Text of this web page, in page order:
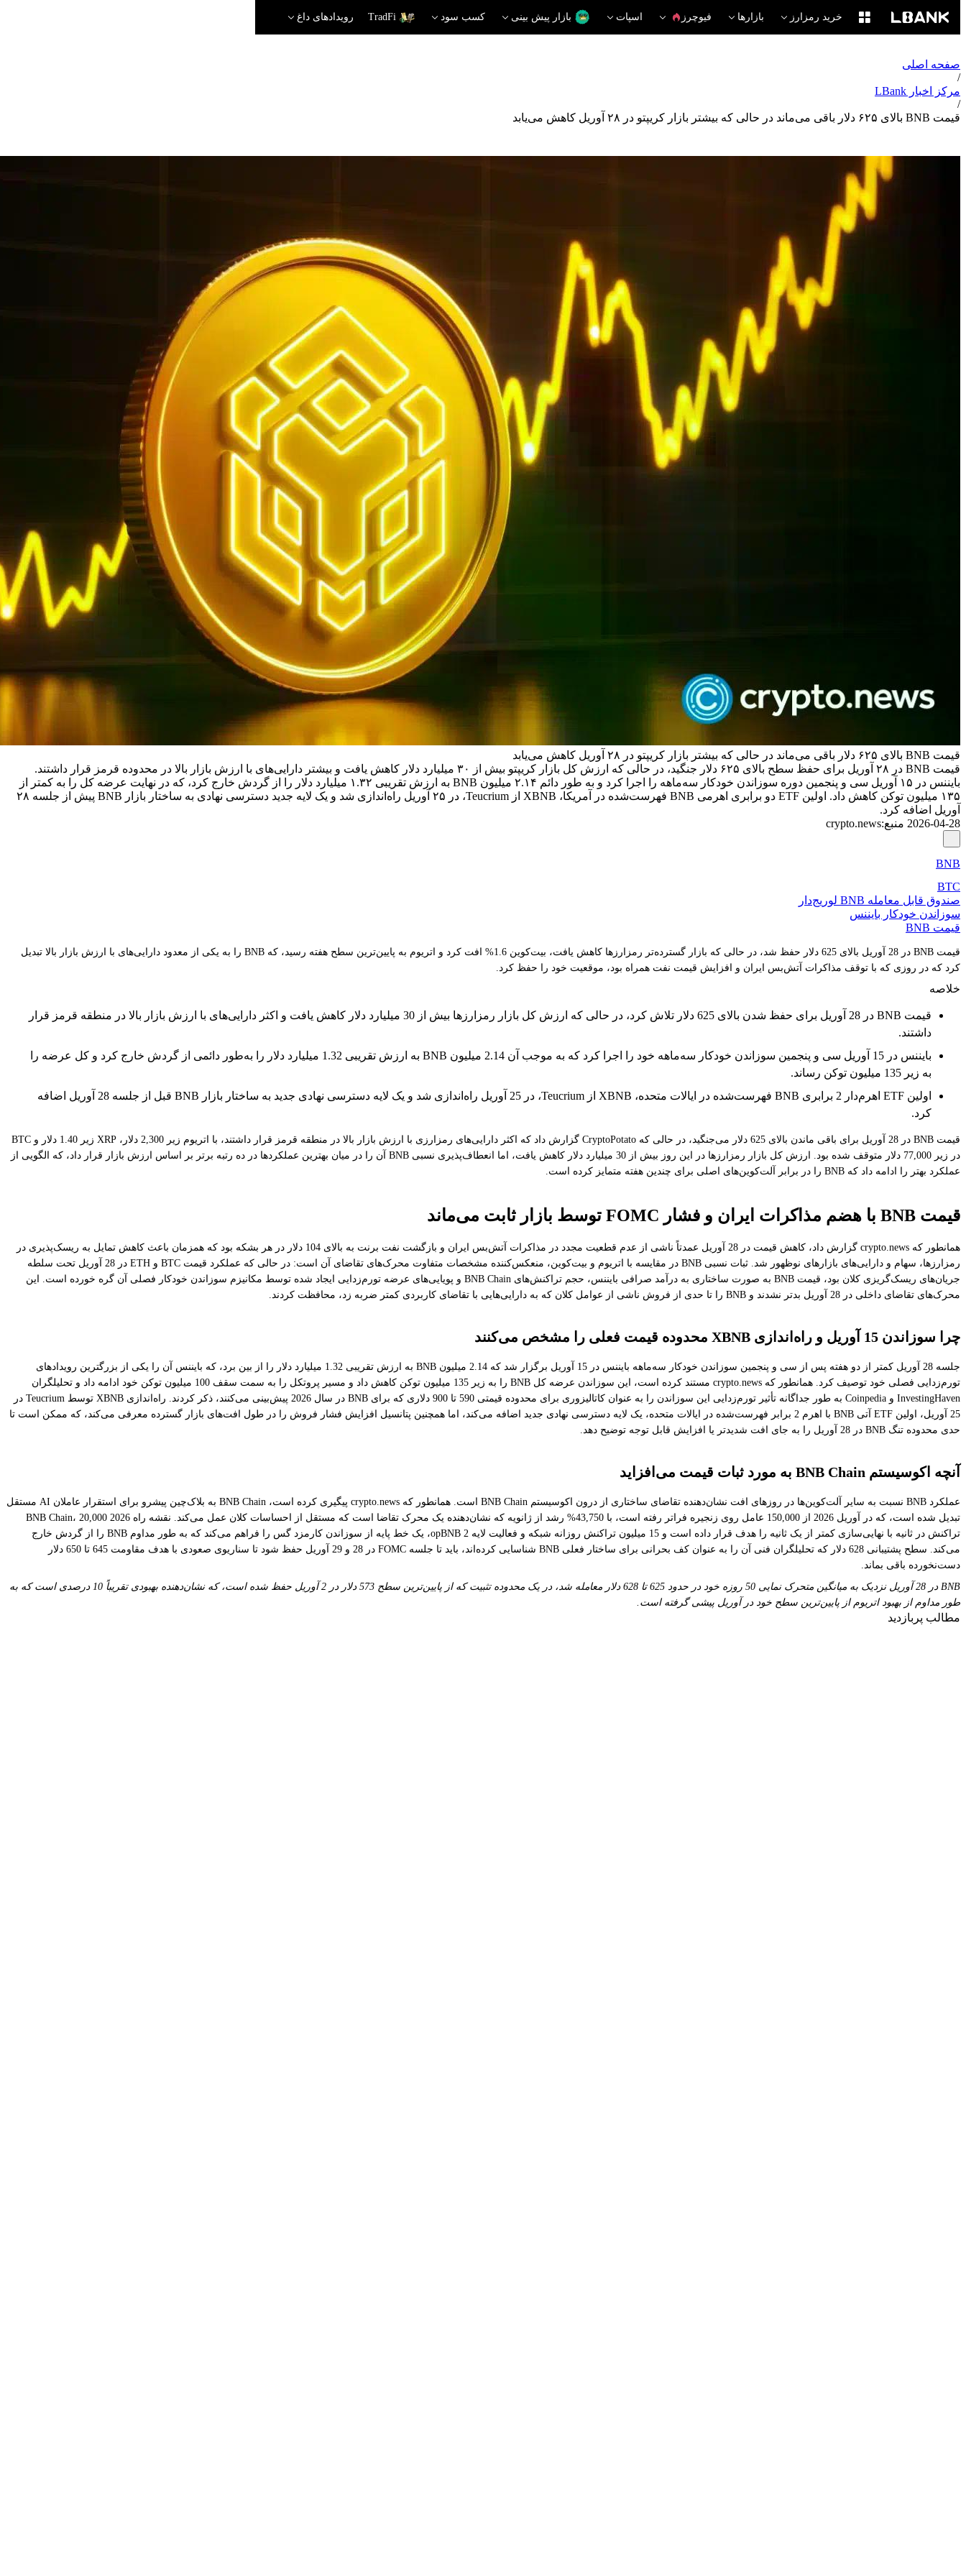
خرید رمزارز بازارها فیوچرز اسپات بازار پیش بینی کسب سود TradFi رویدادهای داغ
صفحه اصلی
/
مرکز اخبار LBank
/
قیمت BNB بالای ۶۲۵ دلار باقی می‌ماند در حالی که بیشتر بازار کریپتو در ۲۸ آوریل کاهش می‌یابد
قیمت BNB بالای ۶۲۵ دلار باقی می‌ماند در حالی که بیشتر بازار کریپتو در ۲۸ آوریل کاهش می‌یابد
قیمت BNB در ۲۸ آوریل برای حفظ سطح بالای ۶۲۵ دلار جنگید، در حالی که ارزش کل بازار کریپتو بیش از ۳۰ میلیارد دلار کاهش یافت و بیشتر دارایی‌های با ارزش بازار بالا در محدوده قرمز قرار داشتند.
بایننس در ۱۵ آوریل سی و پنجمین دوره سوزاندن خودکار سه‌ماهه را اجرا کرد و به طور دائم ۲.۱۴ میلیون BNB به ارزش تقریبی ۱.۳۲ میلیارد دلار را از گردش خارج کرد، که در نهایت عرضه کل را به کمتر از
۱۳۵ میلیون توکن کاهش داد. اولین ETF دو برابری اهرمی BNB فهرست‌شده در آمریکا، XBNB از Teucrium، در ۲۵ آوریل راه‌اندازی شد و یک لایه جدید دسترسی نهادی به ساختار بازار BNB پیش از جلسه ۲۸
آوریل اضافه کرد.
2026-04-28 منبع:
crypto.news
BNB
BTC
صندوق قابل معامله BNB لوریج‌دار
سوزاندن خودکار بایننس
قیمت BNB
قیمت BNB در 28 آوریل بالای 625 دلار حفظ شد، در حالی که بازار گسترده‌تر رمزارزها کاهش یافت، بیت‌کوین 1.6% افت کرد و اتریوم به پایین‌ترین سطح هفته رسید، که BNB را به یکی از معدود دارایی‌های با ارزش بازار بالا تبدیل
کرد که در روزی که با توقف مذاکرات آتش‌بس ایران و افزایش قیمت نفت همراه بود، موقعیت خود را حفظ کرد.
خلاصه
قیمت BNB در 28 آوریل برای حفظ شدن بالای 625 دلار تلاش کرد، در حالی که ارزش کل بازار رمزارزها بیش از 30 میلیارد دلار کاهش یافت و اکثر دارایی‌های با ارزش بازار بالا در منطقه قرمز قرار
داشتند.
بایننس در 15 آوریل سی و پنجمین سوزاندن خودکار سه‌ماهه خود را اجرا کرد که به موجب آن 2.14 میلیون BNB به ارزش تقریبی 1.32 میلیارد دلار را به‌طور دائمی از گردش خارج کرد و کل عرضه را
به زیر 135 میلیون توکن رساند.
اولین ETF اهرم‌دار 2 برابری BNB فهرست‌شده در ایالات متحده، XBNB از Teucrium، در 25 آوریل راه‌اندازی شد و یک لایه دسترسی نهادی جدید به ساختار بازار BNB قبل از جلسه 28 آوریل اضافه
کرد.
قیمت BNB در 28 آوریل برای باقی ماندن بالای 625 دلار می‌جنگید، در حالی که CryptoPotato گزارش داد که اکثر دارایی‌های رمزارزی با ارزش بازار بالا در منطقه قرمز قرار داشتند، با اتریوم زیر 2,300 دلار، XRP زیر 1.40 دلار و BTC
در زیر 77,000 دلار متوقف شده بود. ارزش کل بازار رمزارزها در این روز بیش از 30 میلیارد دلار کاهش یافت، اما انعطاف‌پذیری نسبی BNB آن را در میان بهترین عملکردها در ده رتبه برتر بر اساس ارزش بازار قرار داد، که الگویی از
عملکرد بهتر را ادامه داد که BNB را در برابر آلت‌کوین‌های اصلی برای چندین هفته متمایز کرده است.
قیمت BNB با هضم مذاکرات ایران و فشار FOMC توسط بازار ثابت می‌ماند
همانطور که crypto.news گزارش داد، کاهش قیمت در 28 آوریل عمدتاً ناشی از عدم قطعیت مجدد در مذاکرات آتش‌بس ایران و بازگشت نفت برنت به بالای 104 دلار در هر بشکه بود که همزمان باعث کاهش تمایل به ریسک‌پذیری در
رمزارزها، سهام و دارایی‌های بازارهای نوظهور شد. ثبات نسبی BNB در مقایسه با اتریوم و بیت‌کوین، منعکس‌کننده مشخصات متفاوت محرک‌های تقاضای آن است: در حالی که عملکرد قیمت BTC و ETH در 28 آوریل تحت سلطه
جریان‌های ریسک‌گریزی کلان بود، قیمت BNB به صورت ساختاری به درآمد صرافی بایننس، حجم تراکنش‌های BNB Chain و پویایی‌های عرضه تورم‌زدایی ایجاد شده توسط مکانیزم سوزاندن خودکار فصلی آن گره خورده است. این
محرک‌های تقاضای داخلی در 28 آوریل بدتر نشدند و BNB را تا حدی از فروش ناشی از عوامل کلان که به دارایی‌هایی با تقاضای کاربردی کمتر ضربه زد، محافظت کردند.
چرا سوزاندن 15 آوریل و راه‌اندازی XBNB محدوده قیمت فعلی را مشخص می‌کنند
جلسه 28 آوریل کمتر از دو هفته پس از سی و پنجمین سوزاندن خودکار سه‌ماهه بایننس در 15 آوریل برگزار شد که 2.14 میلیون BNB به ارزش تقریبی 1.32 میلیارد دلار را از بین برد، که بایننس آن را یکی از بزرگترین رویدادهای
تورم‌زدایی فصلی خود توصیف کرد. همانطور که crypto.news مستند کرده است، این سوزاندن عرضه کل BNB را به زیر 135 میلیون توکن کاهش داد و مسیر پروتکل را به سمت سقف 100 میلیون توکن خود ادامه داد و تحلیلگران
InvestingHaven و Coinpedia به طور جداگانه تأثیر تورم‌زدایی این سوزاندن را به عنوان کاتالیزوری برای محدوده قیمتی 590 تا 900 دلاری که برای BNB در سال 2026 پیش‌بینی می‌کنند، ذکر کردند. راه‌اندازی XBNB توسط Teucrium در
25 آوریل، اولین ETF آتی BNB با اهرم 2 برابر فهرست‌شده در ایالات متحده، یک لایه دسترسی نهادی جدید اضافه می‌کند، اما همچنین پتانسیل افزایش فشار فروش را در طول افت‌های بازار گسترده معرفی می‌کند، که ممکن است تا
حدی محدوده تنگ BNB در 28 آوریل را به جای افت شدیدتر یا افزایش قابل توجه توضیح دهد.
آنچه اکوسیستم BNB Chain به مورد ثبات قیمت می‌افزاید
عملکرد BNB نسبت به سایر آلت‌کوین‌ها در روزهای افت نشان‌دهنده تقاضای ساختاری از درون اکوسیستم BNB Chain است. همانطور که crypto.news پیگیری کرده است، BNB Chain به بلاک‌چین پیشرو برای استقرار عاملان AI مستقل
تبدیل شده است، که در آوریل 2026 از 150,000 عامل روی زنجیره فراتر رفته است، با 43,750% رشد از ژانویه که نشان‌دهنده یک محرک تقاضا است که مستقل از احساسات کلان عمل می‌کند. نقشه راه 2026 BNB Chain، 20,000
تراکنش در ثانیه با نهایی‌سازی کمتر از یک ثانیه را هدف قرار داده است و 15 میلیون تراکنش روزانه شبکه و فعالیت لایه 2 opBNB، یک خط پایه از سوزاندن کارمزد گس را فراهم می‌کند که به طور مداوم BNB را از گردش خارج
می‌کند. سطح پشتیبانی 628 دلار که تحلیلگران فنی آن را به عنوان کف بحرانی برای ساختار فعلی BNB شناسایی کرده‌اند، باید تا جلسه FOMC در 28 و 29 آوریل حفظ شود تا سناریوی صعودی با هدف مقاومت 645 تا 650 دلار
دست‌نخورده باقی بماند.
BNB در 28 آوریل نزدیک به میانگین متحرک نمایی 50 روزه خود در حدود 625 تا 628 دلار معامله شد، در یک محدوده تثبیت که از پایین‌ترین سطح 573 دلار در 2 آوریل حفظ شده است، که نشان‌دهنده بهبودی تقریباً 10 درصدی است که به
طور مداوم از بهبود اتریوم از پایین‌ترین سطح خود در آوریل پیشی گرفته است.
مطالب پربازدید